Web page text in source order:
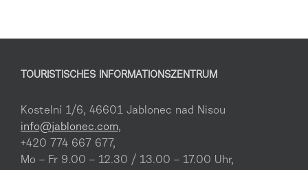
TOURISTISCHES INFORMATIONSZENTRUM
Kostelní 1/6, 46601 Jablonec nad Nisou
info@jablonec.com,
+420 774 667 677,
Mo – Fr 9.00 – 12.30 / 13.00 – 17.00 Uhr,